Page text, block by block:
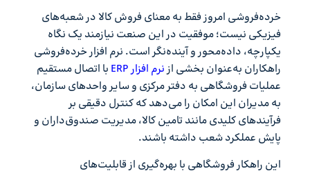
خرده‌فروشی امروز فقط به معنای فروش کالا در شعبه‌های
فیزیکی نیست؛ موفقیت در این صنعت نیازمند یک نگاه
یکپارچه، داده‌محور و آینده‌نگر است. نرم افزار خرده‌فروشی
راهکاران به‌عنوان بخشی ازنرم افزار ERP
با اتصال مستقیم
عملیات فروشگاهی به دفتر مرکزی و سایر واحدهای سازمان،
به مدیران این امکان را می‌دهد که کنترل دقیقی بر
فرآیندهای کلیدی مانند تامین کالا، مدیریت صندوق‌داران و
پایش عملکرد شعب داشته باشند.
این راهکار فروشگاهی با بهره‌گیری از قابلیت‌های